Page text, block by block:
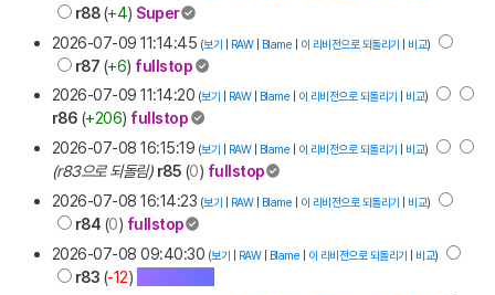
r88(+4) Super
2026-07-09 11:14:45 (보기 RAW| Blame 이 리비전으로 되돌리기 비교)
r87 (+6) fullstop
2026-07-09 11:14:20 (보기 RAW| Blame 이 리비전으로 되돌리기 비교)
r86 (+206) fullstop
2026-07-08 16:15:19 (보기 RAW| Blame 이 리비전으로 되돌리기 비교)
(r83으로 되돌림) r85 (0) fullstop
2026-07-08 16:14:23 (보기 RAW| Blame 이 리비전으로 되돌리기 비교)
r84 (0) fullstop
2026-07-08 09:40:30 (보기 RAW| Blame 이 리비전으로 되돌리기 비교)
r83 (-12)